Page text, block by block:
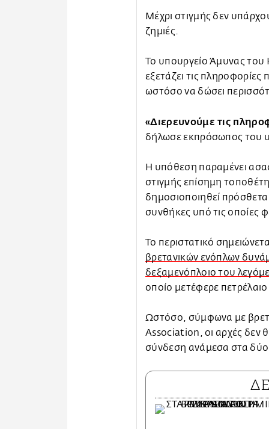
Μέχρι στιγμής δεν
ζημιές.
Το υπουργείο Άμυνας του
εξετάζει τις
ωστόσο να δώσει
«Διερευνούμε τις
δήλωσε εκπρόσωπος του
Η υπόθεση παραμένει
στιγμής επίσημη
δημοσιοποιηθεί πρόσθετα
συνθήκες υπό τις οποίες
Το περιστατικό
βρετανικών ενόπλων
δεξαμενόπλοιο του
οποίο μετέφερε
Ωστόσο, σύμφωνα με
Association, οι αρχές δεν
σύνδεση ανάμεσα στα δύο